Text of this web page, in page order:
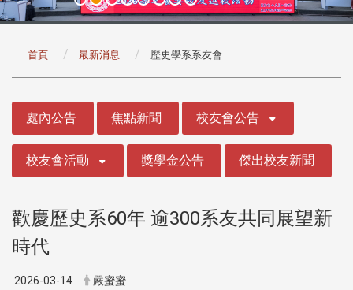
首頁 最新消息 歷史學系系友會
處內公告 焦點新聞 校友會公告
校友會活動 獎學金公告 傑出校友新聞
歡慶歷史系60年 逾300系友共同展望新
時代
2026-03-14 嚴蜜蜜